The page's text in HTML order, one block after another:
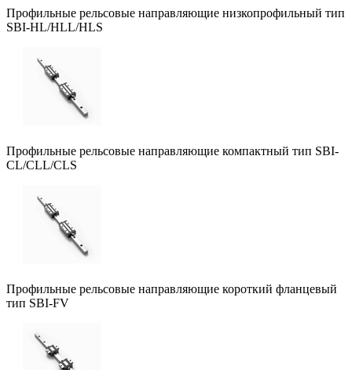
Профильные рельсовые направляющие низкопрофильный тип
SBI-HL/HLL/HLS
Профильные рельсовые направляющие компактный тип SBI-
CL/CLL/CLS
Профильные рельсовые направляющие короткий фланцевый
тип SBI-FV